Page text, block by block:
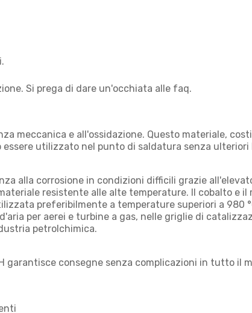
Si prega di dare un'occhiata alle faq.
meccanica e all'ossidazione. Questo materiale,
utilizzato nel punto di saldatura senza ulteriori
alla corrosione in condizioni difficili grazie
resistente alle alte temperature. Il cobalto e
preferibilmente a temperature superiori a 980
per aerei e turbine a gas, nelle griglie di
petrolchimica.
garantisce consegne senza complicazioni in tutto il